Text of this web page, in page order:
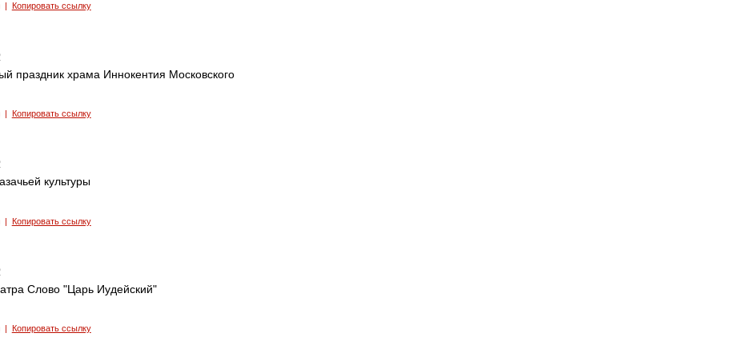
| Копировать ссылку
праздник храма Иннокентия Московского
| Копировать ссылку
культуры
| Копировать ссылку
Слово "Царь Иудейский"
| Копировать ссылку